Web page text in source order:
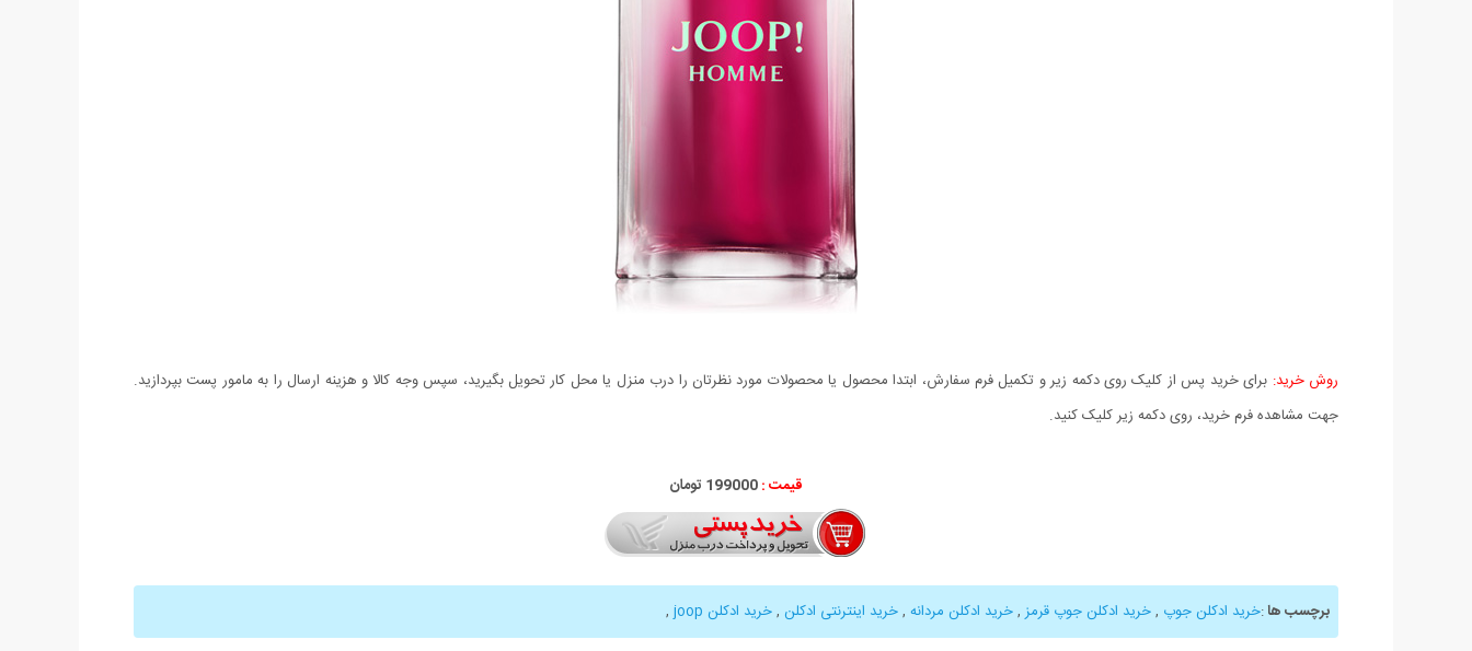
روش خرید: برای خرید پس از کلیک روی دکمه زیر و تکمیل فرم سفارش، ابتدا محصول یا محصولات مورد نظرتان را درب منزل یا محل کار تحویل بگیرید، سپس وجه کالا و هزینه ارسال را به مامور پست بپردازید.
جهت مشاهده فرم خرید، روی دکمه زیر کلیک کنید.
قیمت :199000 تومان
برچسب ها:خرید ادکلن جوپ ,خرید ادکلن جوپ قرمز ,خرید ادکلن مردانه ,خرید اینترنتی ادکلن ,خرید ادکلن joop ,